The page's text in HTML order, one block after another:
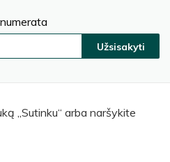
Užsisakyti
„Sutinku“ arba naršykite